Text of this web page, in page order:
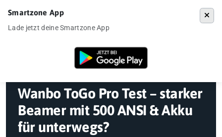
»Beamer»Wanbo ToGo Pro Test – starker
Wanbo ToGo Pro Test – starker
Beamer mit 500 ANSI & Akku
für unterwegs?
Smartzone App
Lade jetzt deine Smartzone App